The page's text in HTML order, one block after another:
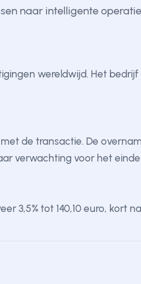
naar intelligente
wereldwijd. Het
de transactie. De
verwachting voor het
tot 140,10 euro, kort na